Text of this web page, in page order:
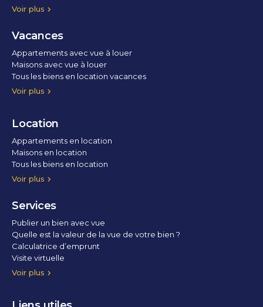
Voir plus
Vue parc
Vue fleuve
Vue lac
Vue marina / port
Vacances
Voir plus
Appartements avec vue à louer
Maisons avec vue à louer
Tous les biens en location vacances
Location
Voir plus
Appartements en location
Maisons en location
Tous les biens en location
Services
Voir plus
Publier un bien avec vue
Quelle est la valeur de la vue de votre bien ?
Calculatrice d’emprunt
Visite virtuelle
Home staging